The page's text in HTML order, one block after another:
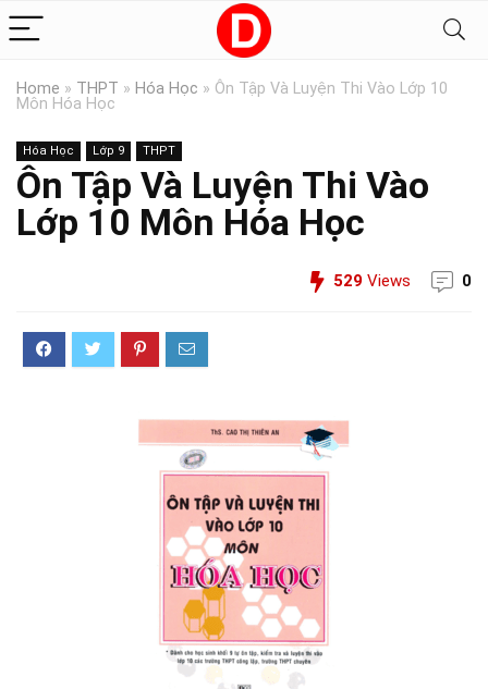
Home » THPT » Hóa Học » Ôn Tập Và Luyện Thi Vào Lớp 10
Môn Hóa Học
Hóa Học Lớp 9 THPT
Ôn Tập Và Luyện Thi Vào
Lớp 10 Môn Hóa Học
529 Views 0